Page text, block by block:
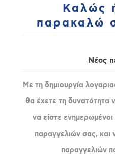
Καλώς
παρακαλώ
Νέος
Με τη δημιουργία
θα έχετε τη δυνατότητα
να είστε
παραγγελιών σας, και
παραγγελιών